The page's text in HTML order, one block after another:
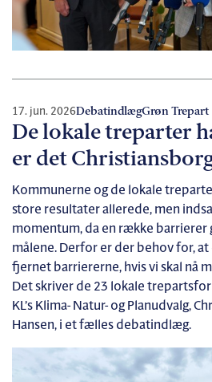
17. jun. 2026DebatindlægGrøn Trepart
De lokale treparter
er det
Kommunerne og de lokale
store resultater allerede, men
momentum, da en række barrierer
målene. Derfor er der behov for,
fjernet barriererne, hvis vi skal nå
Det skriver de 23 lokale
KL’s Klima- Natur- og Planudvalg,
Hansen, i et fælles debatindlæg.